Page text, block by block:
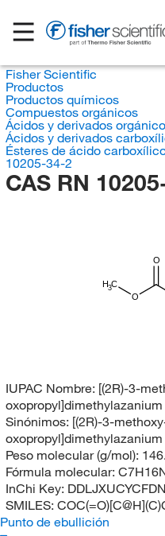
Fisher Scientific
Productos
Productos químicos
Compuestos orgánicos
Ácidos y derivados
Ácidos y derivados
Ésteres de ácido
10205-34-2
CAS RN
H3C
O
O
IUPAC Nombre: [(2R)-3-
oxopropyl]dimethylazanium
Sinónimos: [(2R)-3-
oxopropyl]dimethylazanium
Peso molecular (g/mol):
Fórmula molecular:
InChi Key:
SMILES:
Punto de ebullición